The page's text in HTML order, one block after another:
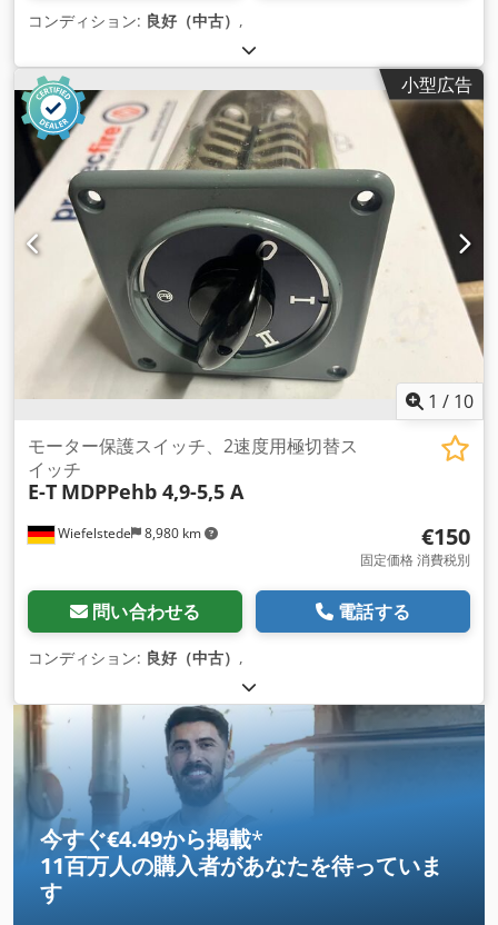
コンディション: 良好（中古） ,
小型広告
1 / 10
Wiefelstede 8,980 km
モーター保護スイッチ、2速度用極切替ス
イッチ
E-T MDPPehb 4,9-5,5 A
€150
固定価格 消費税別
問い合わせる 電話する
コンディション: 良好（中古） ,
今すぐ€4.49から掲載*
11百万人の購入者があなたを待っていま
す